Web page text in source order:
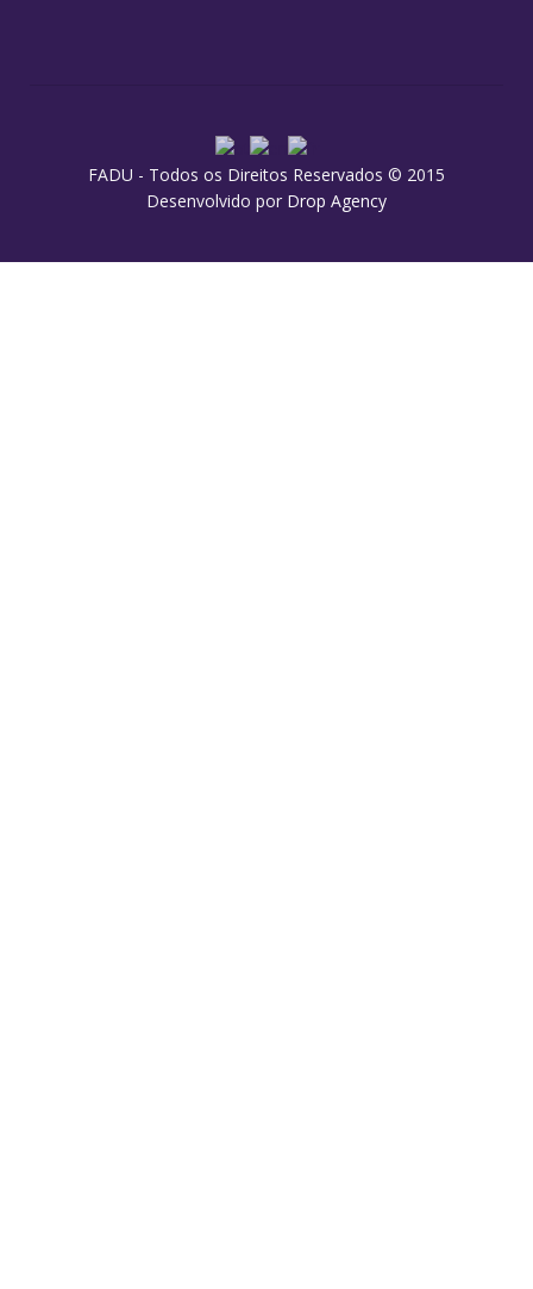
FADU - Todos os Direitos Reservados © 2015
Desenvolvido por Drop Agency